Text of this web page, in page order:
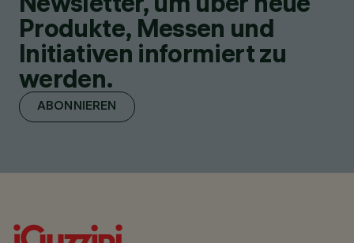
Produkte, Messen und
Initiativen informiert zu
werden.
ABONNIEREN